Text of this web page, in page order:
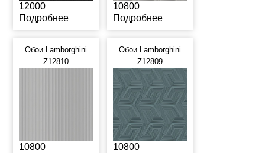
12000
Подробнее
10800
Подробнее
Обои Lamborghini
Z12810
10800
Обои Lamborghini
Z12809
10800